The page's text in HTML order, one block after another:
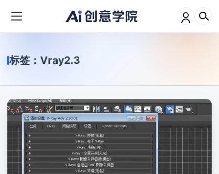
标签： Vray2.3